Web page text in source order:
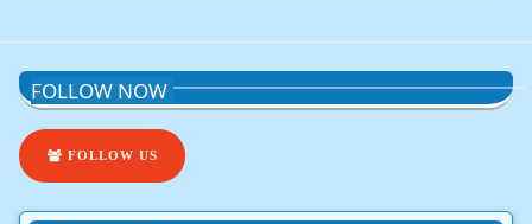
FOLLOW NOW
FOLLOW US